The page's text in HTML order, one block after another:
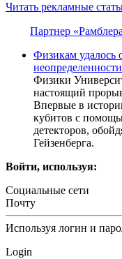
Читать рекламные
Партнер
Физикам удалось
неопределенности
Физики
настоящий
Впервые в
кубитов с
детекторов,
Гейзенберга.
Войти, используя:
Социальные сети
Почту
Используя логин и
Login